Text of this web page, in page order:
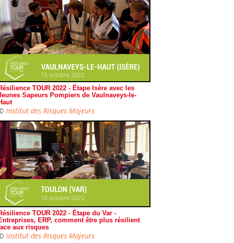
TOUR 2022 - Étape Isère avec les
Sapeurs Pompiers de Vaulnaveys-le-
Institut des Risques Majeurs
TOUR 2022 - Étape du Var -
ERP, comment être plus résilient
aux risques
Institut des Risques Majeurs